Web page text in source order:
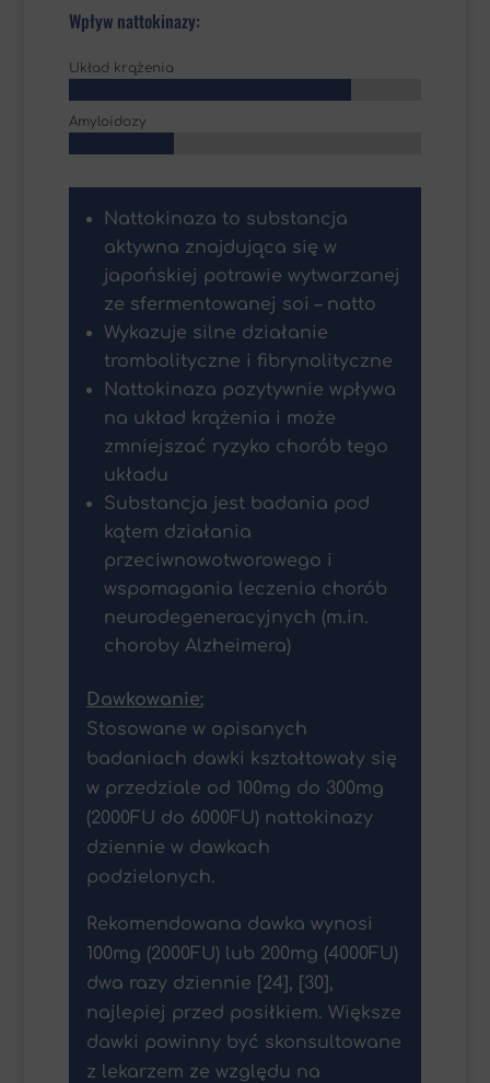
Wpływ nattokinazy:
Układ krążenia
Amyloidozy
Nattokinaza to substancja
aktywna znajdująca się w
japońskiej potrawie wytwarzanej
ze sfermentowanej soi – natto
Wykazuje silne działanie
trombolityczne i fibrynolityczne
Nattokinaza pozytywnie wpływa
na układ krążenia i może
zmniejszać ryzyko chorób tego
układu
Substancja jest badania pod
kątem działania
przeciwnowotworowego i
wspomagania leczenia chorób
neurodegeneracyjnych (m.in.
choroby Alzheimera)
Dawkowanie:
Stosowane w opisanych
badaniach dawki kształtowały się
w przedziale od 100mg do 300mg
(2000FU do 6000FU) nattokinazy
dziennie w dawkach
podzielonych.
Rekomendowana dawka wynosi
100mg (2000FU) lub 200mg (4000FU)
dwa razy dziennie [24], [30],
najlepiej przed posiłkiem. Większe
dawki powinny być skonsultowane
z lekarzem ze względu na